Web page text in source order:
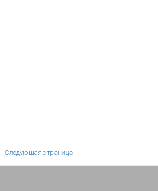
Следующая страница